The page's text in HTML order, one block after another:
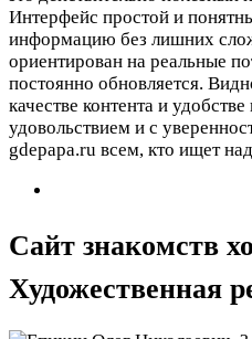
Интерфейс простой и
информацию без лишних
ориентирован на реальные
постоянно обновляется.
качестве контента и
удовольствием и с
gdepapa.ru всем, кто ищет
Сайт знакомств
Художественная